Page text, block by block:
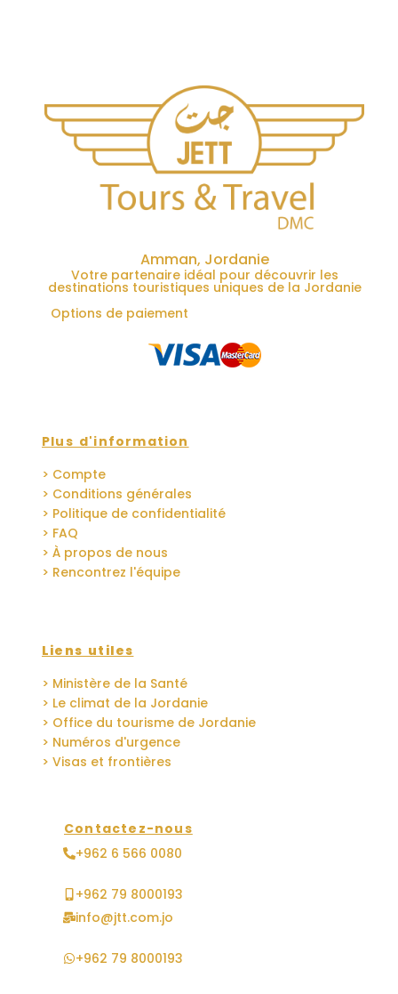
Amman, Jordanie
Votre partenaire idéal pour découvrir les
destinations touristiques uniques de la Jordanie
Options de paiement
Plus d'information
> Compte
> Conditions générales
> Politique de confidentialité
> FAQ
> À propos de nous
> Rencontrez l'équipe
Liens utiles
> Ministère de la Santé
> Le climat de la Jordanie
> Office du tourisme de Jordanie
> Numéros d'urgence
> Visas et frontières
Contactez-nous
+962 6 566 0080
+962 79 8000193
info@jtt.com.jo
+962 79 8000193